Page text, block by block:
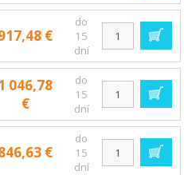
€
do
15
dní
046,78
€
do
15
dní
€
do
15
dní